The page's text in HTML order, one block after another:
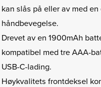
kan slås på eller av med en
håndbevegelse.
Drevet av en 1900mAh
kompatibel med tre AAA-
USB-C-lading.
Høykvalitets frontdeksel